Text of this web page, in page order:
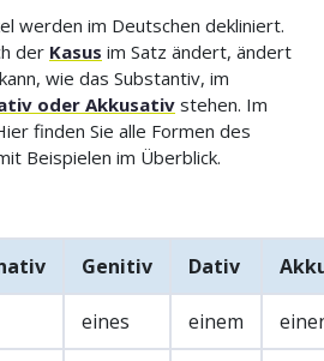
werden im Deutschen dekliniert.
der Kasus im Satz ändert, ändert
wie das Substantiv, im
oder Akkusativ stehen. Im
finden Sie alle Formen des
Beispielen im Überblick.
Genitiv Dativ
eines einem